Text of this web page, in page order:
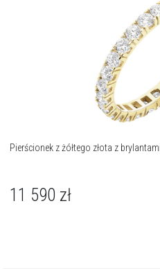
Pierścionek z żółtego złota z
11 590 zł